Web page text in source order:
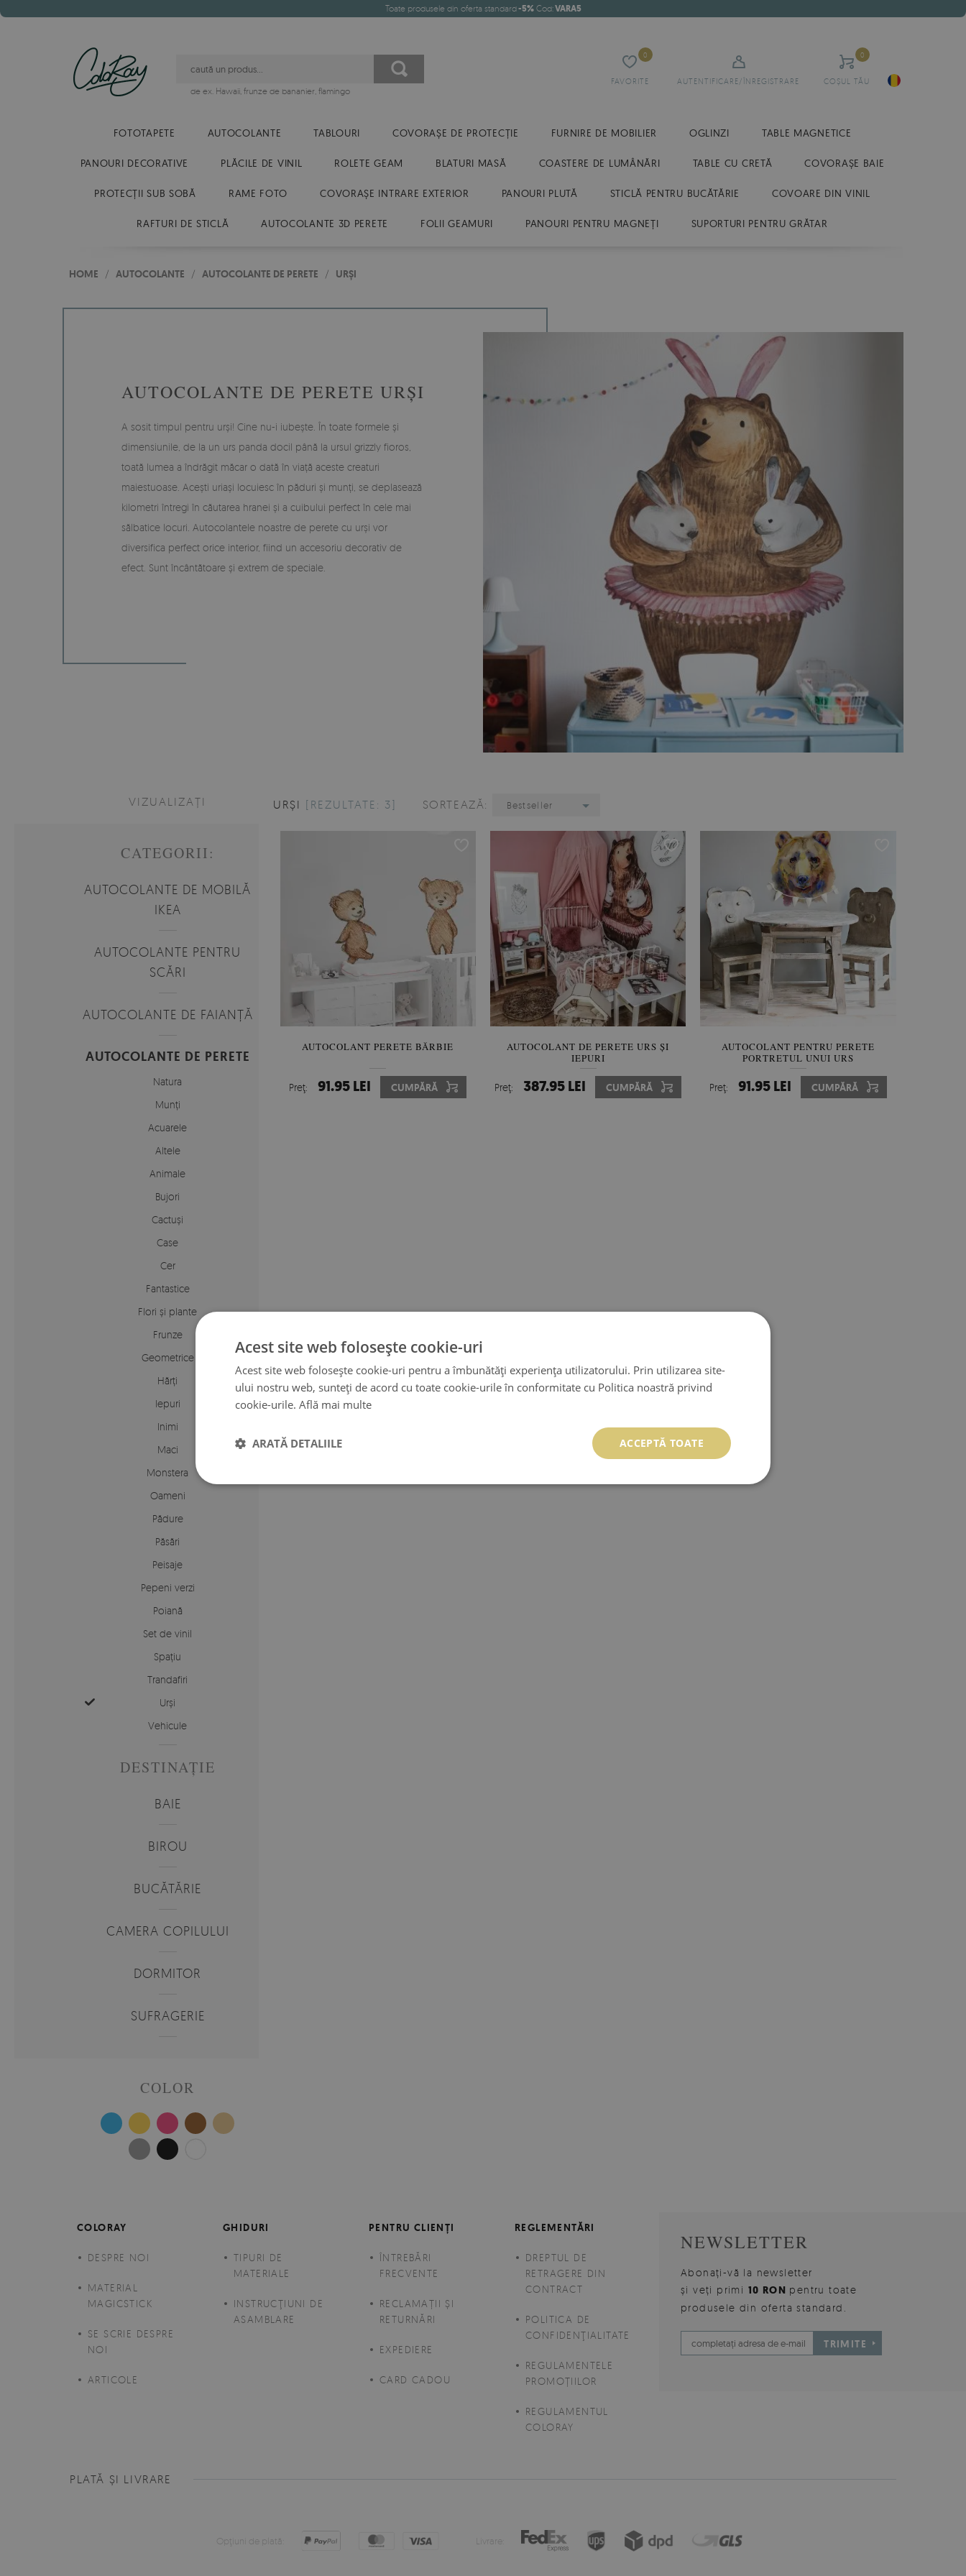
Toate produsele din oferta standard-5%Cod:VARA5
FAVORITE
0
AUTENTIFICARE/ÎNREGISTRARE COȘUL TĂU
0
de ex. Hawaii, frunze de bananier, flamingo
FOTOTAPETE AUTOCOLANTE TABLOURI COVORAȘE DE PROTECȚIE FURNIRE DE MOBILIER OGLINZI TABLE MAGNETICE
PANOURI DECORATIVE PLĂCILE DE VINIL ROLETE GEAM BLATURI MASĂ COASTERE DE LUMÂNĂRI TABLE CU CRETĂ COVORAȘE BAIE
PROTECȚII SUB SOBĂ RAME FOTO COVORAȘE INTRARE EXTERIOR PANOURI PLUTĂ STICLĂ PENTRU BUCĂTĂRIE COVOARE DIN VINIL
RAFTURI DE STICLĂ AUTOCOLANTE 3D PERETE FOLII GEAMURI PANOURI PENTRU MAGNEȚI SUPORTURI PENTRU GRĂTAR
HOME / AUTOCOLANTE / AUTOCOLANTE DE PERETE / URȘI
AUTOCOLANTE DE PERETE URȘI
A sosit timpul pentru urși! Cine nu-i iubește. În toate formele și
dimensiunile, de la un urs panda docil până la ursul grizzly fioros,
toată lumea a îndrăgit măcar o dată în viață aceste creaturi
maiestuoase. Acești uriași locuiesc în păduri și munți, se deplasează
kilometri întregi în căutarea hranei și a cuibului perfect în cele mai
sălbatice locuri. Autocolantele noastre de perete cu urși vor
diversifica perfect orice interior, fiind un accesoriu decorativ de
efect. Sunt încântătoare și extrem de speciale.
VIZUALIZAȚI
CATEGORII:
AUTOCOLANTE DE MOBILĂ
IKEA
AUTOCOLANTE PENTRU
SCĂRI
AUTOCOLANTE DE FAIANȚĂ
AUTOCOLANTE DE PERETE
Natura
Munți
Acuarele
Altele
Animale
Bujori
Cactuși
Case
Cer
Fantastice
Flori și plante
Frunze
Geometrice
Hărți
Iepuri
Inimi
Maci
Monstera
Oameni
Pădure
Păsări
Peisaje
Pepeni verzi
Poiană
Set de vinil
Spațiu
Trandafiri
Urși
Vehicule
DESTINAȚIE
BAIE
BIROU
BUCĂTĂRIE
CAMERA COPILULUI
DORMITOR
SUFRAGERIE
COLOR
URȘI [REZULTATE: 3] SORTEAZĂ: Bestseller
AUTOCOLANT PERETE BĂRBIE
Preţ: 91.95 LEI CUMPĂRĂ
AUTOCOLANT DE PERETE URS ȘI
IEPURI
Preţ: 387.95 LEI CUMPĂRĂ
AUTOCOLANT PENTRU PERETE
PORTRETUL UNUI URS
Preţ: 91.95 LEI CUMPĂRĂ
COLORAY
DESPRE NOI
MATERIAL
MAGICSTICK
SE SCRIE DESPRE
NOI
ARTICOLE
GHIDURI
TIPURI DE
MATERIALE
INSTRUCŢIUNI DE
ASAMBLARE
PENTRU CLIENȚI
ÎNTREBĂRI
FRECVENTE
RECLAMAȚII ȘI
RETURNĂRI
EXPEDIERE
CARD CADOU
REGLEMENTĂRI
DREPTUL DE
RETRAGERE DIN
CONTRACT
POLITICA DE
CONFIDENŢIALITATE
REGULAMENTELE
PROMOȚIILOR
REGULAMENTUL
COLORAY
NEWSLETTER
Abonați-vă la newsletter
și veți primi 10 RON pentru toate
produsele din oferta standard.
TRIMITE
PLATĂ ȘI LIVRARE
Opţiuni de plată: Livrare:
Acest site web folosește cookie-uri
Acest site web folosește cookie-uri pentru a îmbunătăți experiența utilizatorului. Prin utilizarea site-
ului nostru web, sunteți de acord cu toate cookie-urile în conformitate cu Politica noastră privind
cookie-urile. Află mai multe
ACCEPTĂ TOATE
ARATĂ DETALIILE